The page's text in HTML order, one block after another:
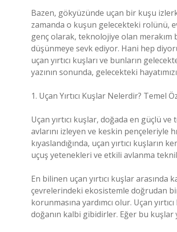
Bazen, gökyüzünde uçan bir kuşu
zamanda o kuşun gelecekteki rolünü,
genç olarak, teknolojiye olan merakım
düşünmeye sevk ediyor. Hani hep
uçan yırtıcı kuşları ve bunların
yazının sonunda, gelecekteki
1. Uçan Yırtıcı Kuşlar Nelerdir? Temel
Uçan yırtıcı kuşlar, doğada en güçlü
avlarını izleyen ve keskin pençeleriyle
kıyaslandığında, uçan yırtıcı
uçuş yetenekleri ve etkili avlanma
En bilinen uçan yırtıcı kuşlar
çevrelerindeki ekosistemle doğrudan
korunmasına yardımcı olur. Uçan
doğanın kalbi gibidirler. Eğer bu